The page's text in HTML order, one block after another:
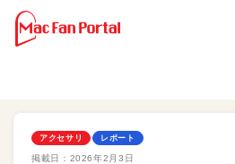
アクセサリ レポート
掲載日： 2026年2月3日